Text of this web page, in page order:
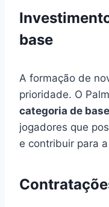
base
A formação de
prioridade. O
categoria de base
jogadores que
e contribuir para